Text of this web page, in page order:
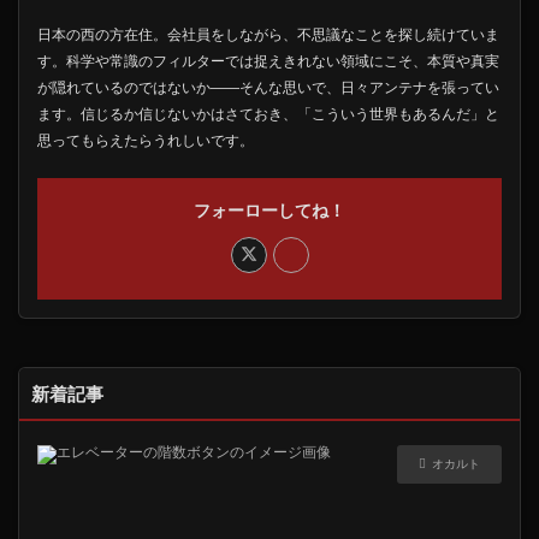
日本の西の方在住。会社員をしながら、不思議なことを探し続けていま
す。科学や常識のフィルターでは捉えきれない領域にこそ、本質や真実
が隠れているのではないか――そんな思いで、日々アンテナを張ってい
ます。信じるか信じないかはさておき、「こういう世界もあるんだ」と
思ってもらえたらうれしいです。
フォーローしてね！
新着記事
オカルト